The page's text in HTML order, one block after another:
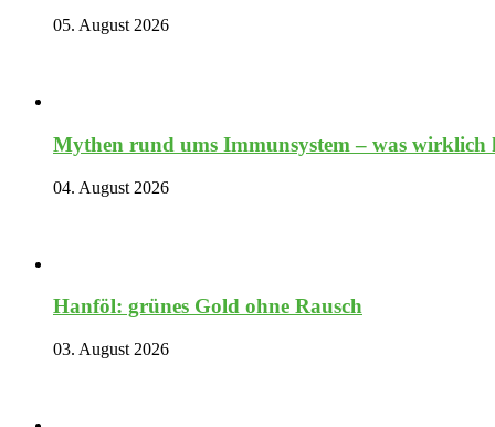
05. August 2026
Mythen rund ums Immunsystem – was
04. August 2026
Hanföl: grünes Gold ohne Rausch
03. August 2026